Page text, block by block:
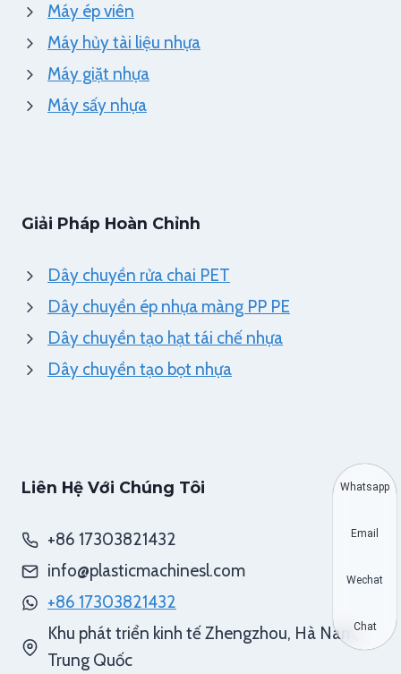
Máy ép viên
Máy hủy tài liệu nhựa
Máy giặt nhựa
Máy sấy nhựa
Giải Pháp Hoàn Chỉnh
Dây chuyền rửa chai PET
Dây chuyền ép nhựa màng PP PE
Dây chuyền tạo hạt tái chế nhựa
Dây chuyền tạo bọt nhựa
Liên Hệ Với Chúng Tôi
+86 17303821432
info@plasticmachinesl.com
+86 17303821432
Khu phát triển kinh tế Zhengzhou, Hà Nam,
Trung Quốc
Whatsapp
Email
Wechat
Chat